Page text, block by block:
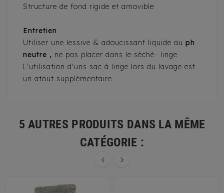
Structure de fond rigide et amovible
Entretien
Utiliser une lessive & adoucissant liquide au ph
neutre , ne pas placer dans le séché- linge
L'utilisation d'uns sac à linge lors du lavage est
un atout supplémentaire
5 AUTRES PRODUITS DANS LA MÊME
CATÉGORIE :
 